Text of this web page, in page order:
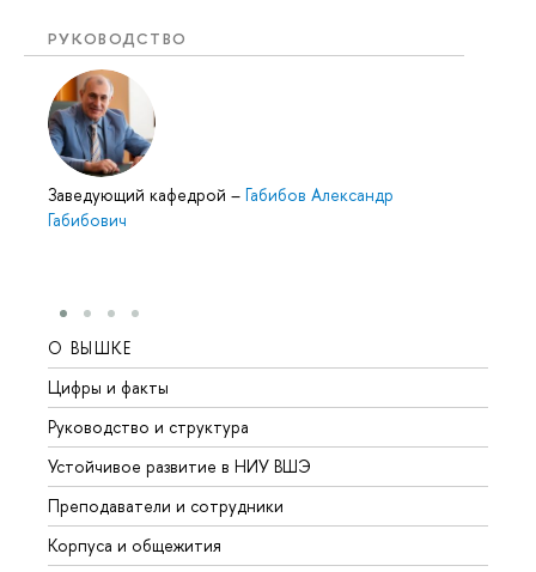
РУКОВОДСТВО
Заведующий кафедрой – Габибов Александр
Габибович
О ВЫШКЕ
Цифры и факты
Руководство и структура
Устойчивое развитие в НИУ ВШЭ
Преподаватели и сотрудники
Корпуса и общежития